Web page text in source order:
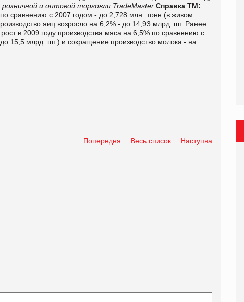
и оптовой торговли TradeMaster Справка ТМ:
сравнению с 2007 годом - до 2,728 млн. тонн (в живом
яиц возросло на 6,2% - до 14,93 млрд. шт. Ранее
в 2009 году производства мяса на 6,5% по сравнению с
15,5 млрд. шт.) и сокращение производство молока - на
Попередня Весь список Наступна